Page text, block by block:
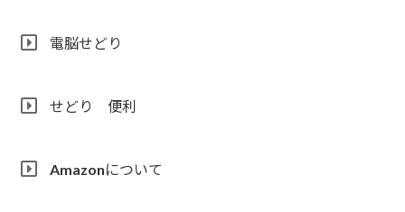
電脳せどり
せどり 便利
Amazonについて